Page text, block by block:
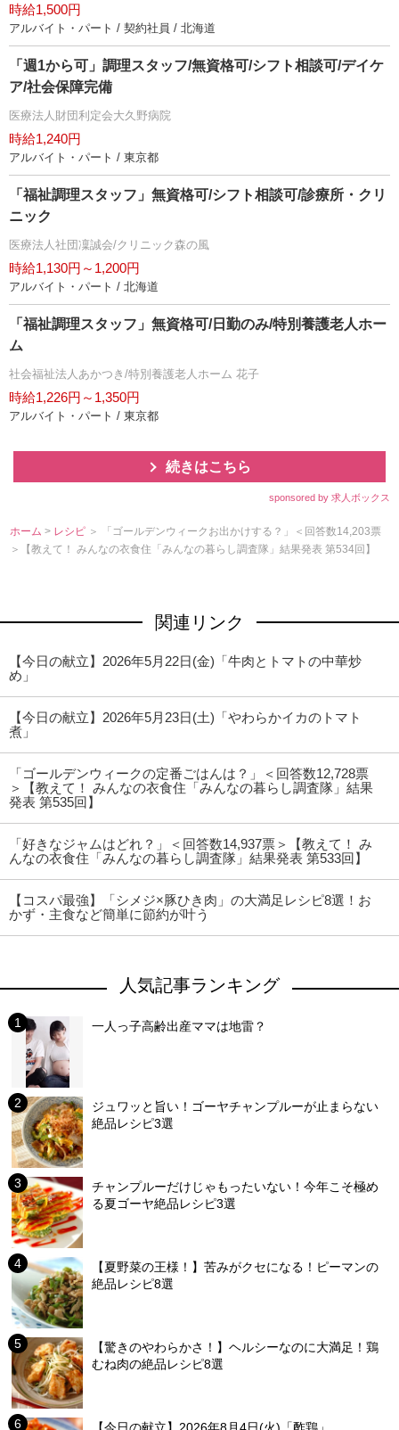
時給1,500円
アルバイト・パート / 契約社員 / 北海道
「週1から可」調理スタッフ/無資格可/シフト相談可/デイケ
ア/社会保障完備
医療法人財団利定会大久野病院
時給1,240円
アルバイト・パート / 東京都
「福祉調理スタッフ」無資格可/シフト相談可/診療所・クリ
ニック
医療法人社団凜誠会/クリニック森の風
時給1,130円～1,200円
アルバイト・パート / 北海道
「福祉調理スタッフ」無資格可/日勤のみ/特別養護老人ホー
ム
社会福祉法人あかつき/特別養護老人ホーム 花子
時給1,226円～1,350円
アルバイト・パート / 東京都
続きはこちら
sponsored by 求人ボックス
ホーム > レシピ ＞ 「ゴールデンウィークお出かけする？」＜回答数14,203票
＞【教えて！ みんなの衣食住「みんなの暮らし調査隊」結果発表 第534回】
関連リンク
【今日の献立】2026年5月22日(金)「牛肉とトマトの中華炒
め」
【今日の献立】2026年5月23日(土)「やわらかイカのトマト
煮」
「ゴールデンウィークの定番ごはんは？」＜回答数12,728票
＞【教えて！ みんなの衣食住「みんなの暮らし調査隊」結果
発表 第535回】
「好きなジャムはどれ？」＜回答数14,937票＞【教えて！ み
んなの衣食住「みんなの暮らし調査隊」結果発表 第533回】
【コスパ最強】「シメジ×豚ひき肉」の大満足レシピ8選！お
かず・主食など簡単に節約が叶う
人気記事ランキング
一人っ子高齢出産ママは地雷？
ジュワッと旨い！ゴーヤチャンプルーが止まらない
絶品レシピ3選
チャンプルーだけじゃもったいない！今年こそ極め
る夏ゴーヤ絶品レシピ3選
【夏野菜の王様！】苦みがクセになる！ピーマンの
絶品レシピ8選
【驚きのやわらかさ！】ヘルシーなのに大満足！鶏
むね肉の絶品レシピ8選
【今日の献立】2026年8月4日(火)「酢鶏」